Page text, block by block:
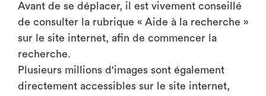
Avant de se déplacer, il est vivement conseillé
de consulter la rubrique « Aide à la recherche »
sur le site internet, afin de commencer la
recherche.
Plusieurs millions d'images sont également
directement accessibles sur le site internet,